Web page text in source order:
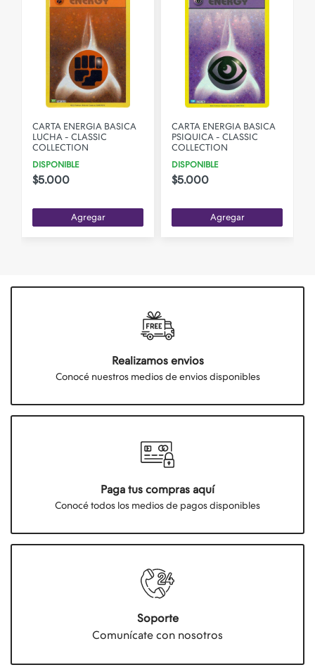
CARTA ENERGIA BASICA
LUCHA - CLASSIC
COLLECTION
DISPONIBLE
$5.000
Agregar
CARTA ENERGIA BASICA
PSIQUICA - CLASSIC
COLLECTION
DISPONIBLE
$5.000
Agregar
Realizamos envios
Conocé nuestros medios de envios disponibles
Paga tus compras aquí
Conocé todos los medios de pagos disponibles
Soporte
Comunícate con nosotros